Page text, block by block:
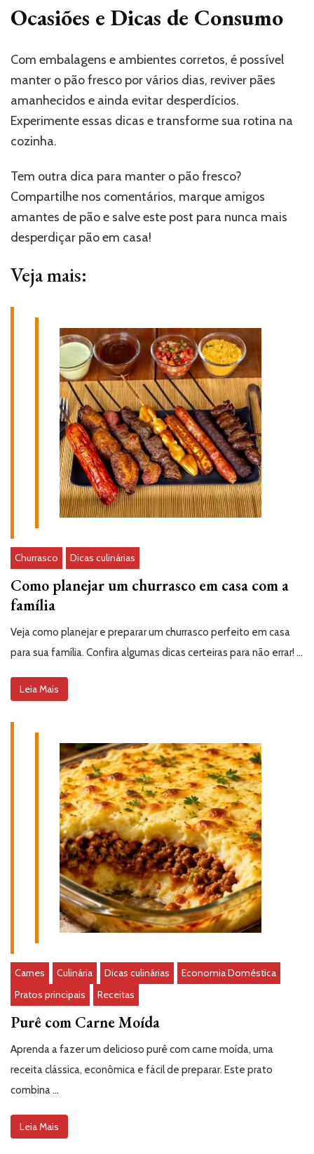
Ocasiões e Dicas de Consumo
Com embalagens e ambientes corretos, é possível
manter o pão fresco por vários dias, reviver pães
amanhecidos e ainda evitar desperdícios.
Experimente essas dicas e transforme sua rotina na
cozinha.
Tem outra dica para manter o pão fresco?
Compartilhe nos comentários, marque amigos
amantes de pão e salve este post para nunca mais
desperdiçar pão em casa!
Veja mais:
Churrasco Dicas culinárias
Como planejar um churrasco em casa com a
família
Veja como planejar e preparar um churrasco perfeito em casa
para sua família. Confira algumas dicas certeiras para não errar! …
Leia Mais
Carnes Culinária Dicas culinárias
Economia Doméstica
Pratos principais
Receitas
Purê com Carne Moída
Aprenda a fazer um delicioso purê com carne moída, uma
receita clássica, econômica e fácil de preparar. Este prato
combina …
Leia Mais